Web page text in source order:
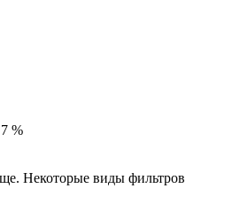
%
Некоторые виды фильтров